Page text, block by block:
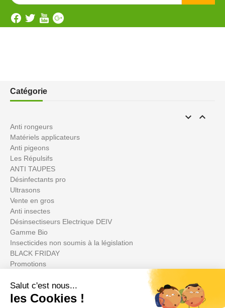
Catégorie
 
Anti rongeurs
Matériels applicateurs
Anti pigeons
Les Répulsifs
ANTI TAUPES
Désinfectants pro
Ultrasons
Vente en gros
Anti insectes
Désinsectiseurs Electrique DEIV
Gamme Bio
Insecticides non soumis à la législation
BLACK FRIDAY
Promotions
Votre compte